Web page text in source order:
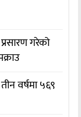
गरेको
वर्षमा ५६९